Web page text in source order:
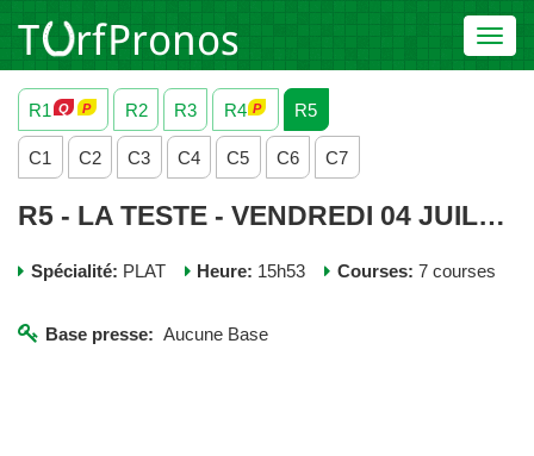
R1
R2 R3 R4 R5
C1 C2 C3 C4 C5 C6 C7
R5 - LA TESTE - VENDREDI 04 JUILLET 2025
Spécialité: PLAT Heure: 15h53 Courses: 7 courses
Base presse: Aucune Base